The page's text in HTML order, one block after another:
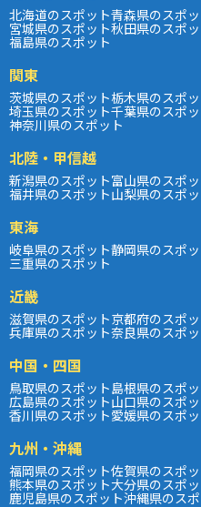
北海道のスポット青森県のスポ
宮城県のスポット秋田県のスポ
福島県のスポット
関東
茨城県のスポット栃木県のスポ
埼玉県のスポット千葉県のスポ
神奈川県のスポット
北陸・甲信越
新潟県のスポット富山県のスポ
福井県のスポット山梨県のスポ
東海
岐阜県のスポット静岡県のスポ
三重県のスポット
近畿
滋賀県のスポット京都府のスポ
兵庫県のスポット奈良県のスポ
中国・四国
鳥取県のスポット島根県のスポ
広島県のスポット山口県のスポ
香川県のスポット愛媛県のスポ
九州・沖縄
福岡県のスポット佐賀県のスポ
熊本県のスポット大分県のスポ
鹿児島県のスポット沖縄県のス